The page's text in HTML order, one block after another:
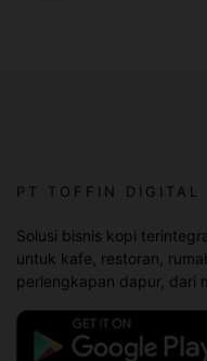
PT TOFFIN DIGITAL
Solusi bisnis kopi
untuk kafe, restoran,
perlengkapan dapur, dari